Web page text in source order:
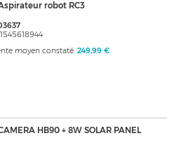
robot RC3
moyen constaté: 249,99 €
HB90 + 8W SOLAR PANEL